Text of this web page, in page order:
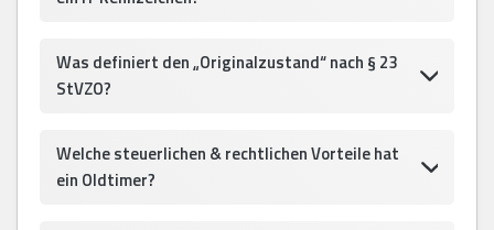
Was definiert den „Originalzustand“ nach § 23
StVZO?
Welche steuerlichen & rechtlichen Vorteile hat
ein Oldtimer?